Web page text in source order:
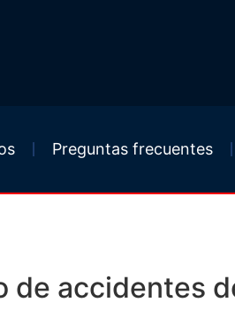
Preguntas frecuentes
de accidentes